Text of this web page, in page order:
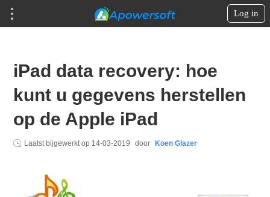
Log in
iPad data recovery: hoe
kunt u gegevens herstellen
op de Apple iPad
Laatst bijgewerkt op 14-03-2019 door Koen Glazer